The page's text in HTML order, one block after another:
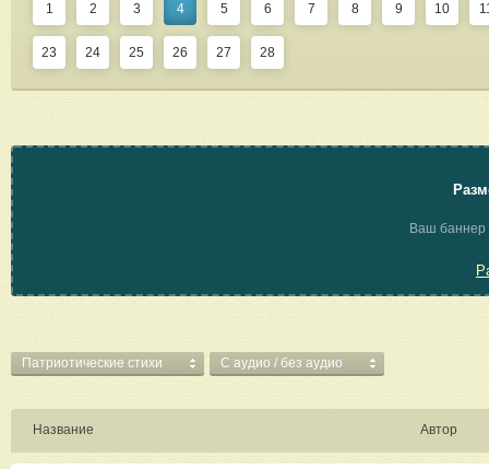
1 2 3 4 5 6 7 8 9 10
23 24 25 26 27 28
Ваш баннер
Патриотические стихи C аудио / без аудио
Название Автор